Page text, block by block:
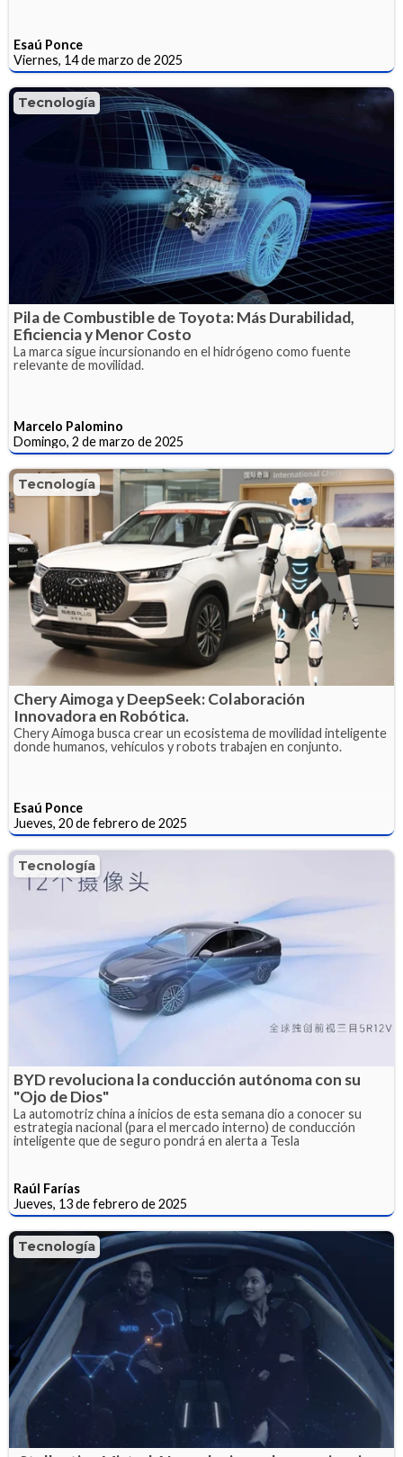
Esaú Ponce
Viernes, 14 de marzo de 2025
Tecnología
Pila de Combustible de Toyota: Más Durabilidad,
Eficiencia y Menor Costo
La marca sigue incursionando en el hidrógeno como fuente
relevante de movilidad.
Marcelo Palomino
Domingo, 2 de marzo de 2025
Tecnología
Chery Aimoga y DeepSeek: Colaboración
Innovadora en Robótica.
Chery Aimoga busca crear un ecosistema de movilidad inteligente
donde humanos, vehículos y robots trabajen en conjunto.
Esaú Ponce
Jueves, 20 de febrero de 2025
Tecnología
BYD revoluciona la conducción autónoma con su
"Ojo de Dios"
La automotriz china a inicios de esta semana dio a conocer su
estrategia nacional (para el mercado interno) de conducción
inteligente que de seguro pondrá en alerta a Tesla
Raúl Farías
Jueves, 13 de febrero de 2025
Tecnología